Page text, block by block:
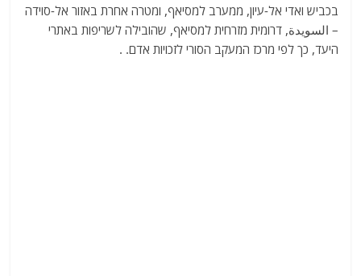
בכביש ואדי אל-עיון, ממערב למסיאף, ומטרה אחרת באזור אל-סוידה
– السويدة, דרומית מזרחית למסיאף, שהובילה לשריפות באתרי
היעד, כך לפי מרכז המעקב הסורי לזכויות אדם. .